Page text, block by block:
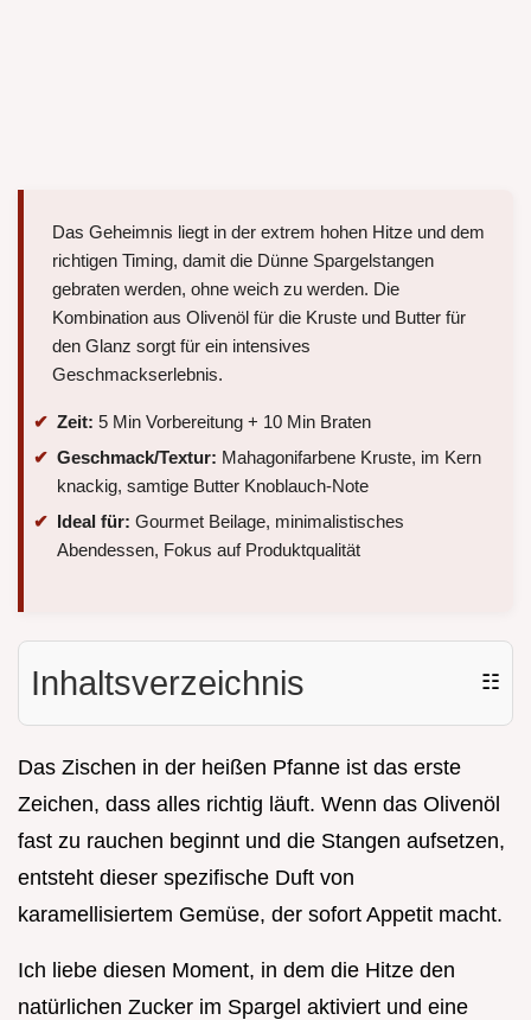
Das Geheimnis liegt in der extrem hohen Hitze und dem
richtigen Timing, damit die Dünne Spargelstangen
gebraten werden, ohne weich zu werden. Die
Kombination aus Olivenöl für die Kruste und Butter für
den Glanz sorgt für ein intensives
Geschmackserlebnis.
Zeit: 5 Min Vorbereitung + 10 Min Braten
Geschmack/Textur: Mahagonifarbene Kruste, im Kern
knackig, samtige Butter Knoblauch-Note
Ideal für: Gourmet Beilage, minimalistisches
Abendessen, Fokus auf Produktqualität
Inhaltsverzeichnis ☷
Das Zischen in der heißen Pfanne ist das erste
Zeichen, dass alles richtig läuft. Wenn das Olivenöl
fast zu rauchen beginnt und die Stangen aufsetzen,
entsteht dieser spezifische Duft von
karamellisiertem Gemüse, der sofort Appetit macht.
Ich liebe diesen Moment, in dem die Hitze den
natürlichen Zucker im Spargel aktiviert und eine